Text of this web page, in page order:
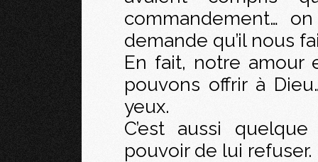
commandement…
demande qu’il nous
En fait, notre amour
pouvons offrir à
yeux.
C’est aussi
pouvoir de lui refuser.